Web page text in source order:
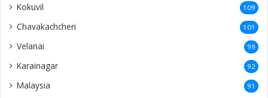
Kokuvil 109
Chavakachcheri 101
Velanai 99
Karainagar 92
Malaysia 91